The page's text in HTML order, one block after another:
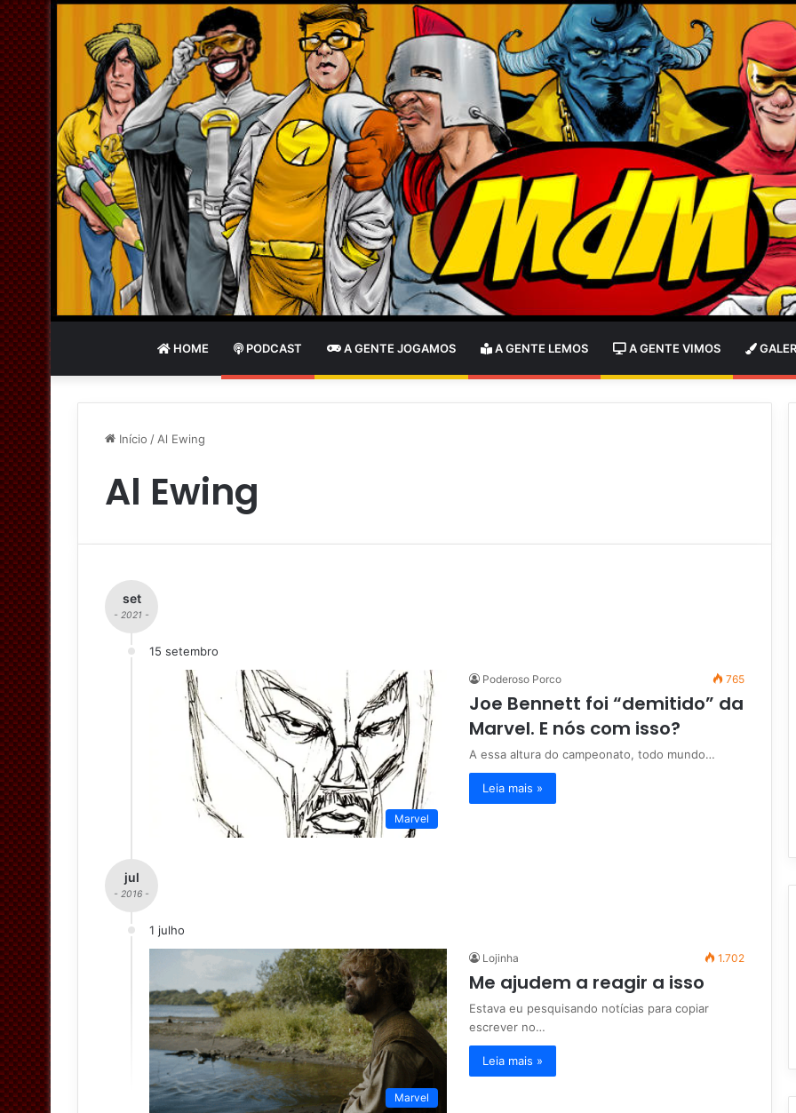
HOME PODCAST A GENTE JOGAMOS A GENTE LEMOS A GENTE VIMOS
Início / Al Ewing
Al Ewing
set
- 2021 -
15 setembro
Marvel
Poderoso Porco 765
Joe Bennett foi “demitido” da
Marvel. E nós com isso?
A essa altura do campeonato, todo mundo…
Leia mais »
jul
- 2016 -
1 julho
Marvel
Lojinha 1.702
Me ajudem a reagir a isso
Estava eu pesquisando notícias para copiar
escrever no…
Leia mais »